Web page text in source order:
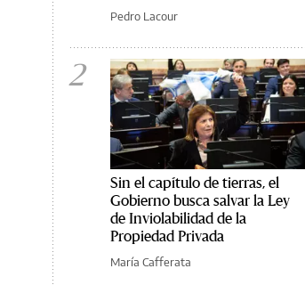
Pedro Lacour
2
Sin el capítulo de tierras, el
Gobierno busca salvar la Ley
de Inviolabilidad de la
Propiedad Privada
María Cafferata